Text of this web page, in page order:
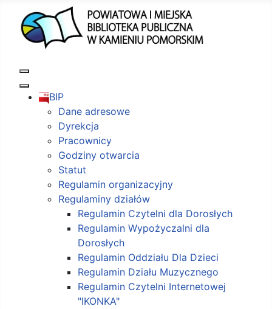
BIP
Dane adresowe
Dyrekcja
Pracownicy
Godziny otwarcia
Statut
Regulamin organizacyjny
Regulaminy działów
Regulamin Czytelni dla Dorosłych
Regulamin Wypożyczalni dla
Dorosłych
Regulamin Oddziału Dla Dzieci
Regulamin Działu Muzycznego
Regulamin Czytelni Internetowej
"IKONKA"